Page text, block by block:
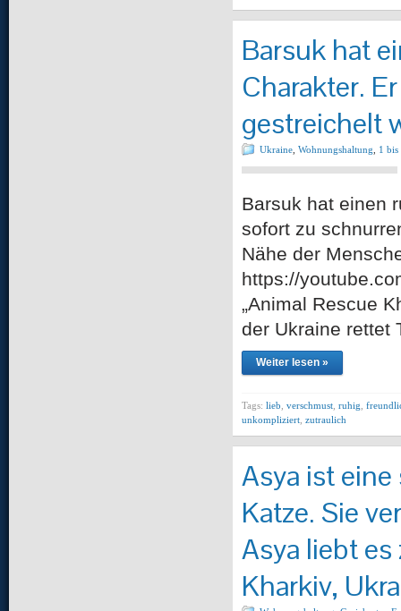
Barsuk hat
Charakter.
gestreichelt
Ukraine Wohnungshaltung 1 bis
Barsuk hat einen
sofort zu
Nähe der
https://
„Animal Rescue
der Ukraine rettet
Weiter lesen »
Tags: lieb verschmust ruhig
unkompliziert zutraulich
Asya ist
Katze. Sie
Asya liebt
Kharkiv,